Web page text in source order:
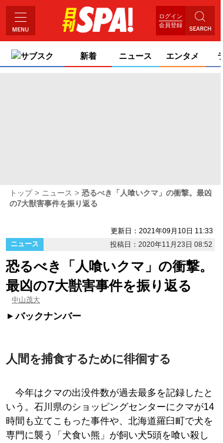
ログイン
会員登録
サブスク 新着 ニュース エンタメ
トップ ニュース
恐るべき「人喰いクマ」の衝撃。最凶
の7大獣害事件を振り返る
更新日：2021年09月10日 11:33
ニュース
投稿日：2020年11月23日 08:52
恐るべき「人喰いクマ」の衝撃。
最凶の7大獣害事件を振り返る
中山茂大
バックナンバー
人間を捕食するために徘徊する
今年はクマの出没件数が過去最多を記録したと
いう。石川県のショッピングセンターにクマが14
時間も立てこもった事件や、北海道羅臼町で犬を
専門に襲う「犬食い熊」が飼い犬5頭を喰い殺し